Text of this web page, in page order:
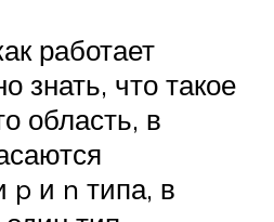
работает
знать, что такое
область, в
p и n типа, в